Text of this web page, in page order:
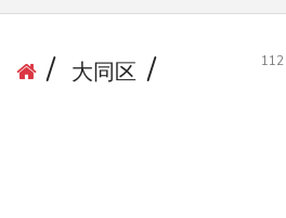
大同区 112